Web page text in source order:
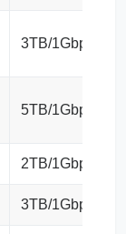
3TB/1Gbps
5TB/1Gbps
2TB/1Gbps
3TB/1Gbps